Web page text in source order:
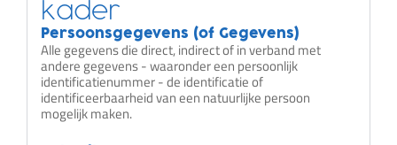
kader
Persoonsgegevens (of Gegevens)
Alle gegevens die direct, indirect of in verband met
andere gegevens - waaronder een persoonlijk
identificatienummer - de identificatie of
identificeerbaarheid van een natuurlijke persoon
mogelijk maken.